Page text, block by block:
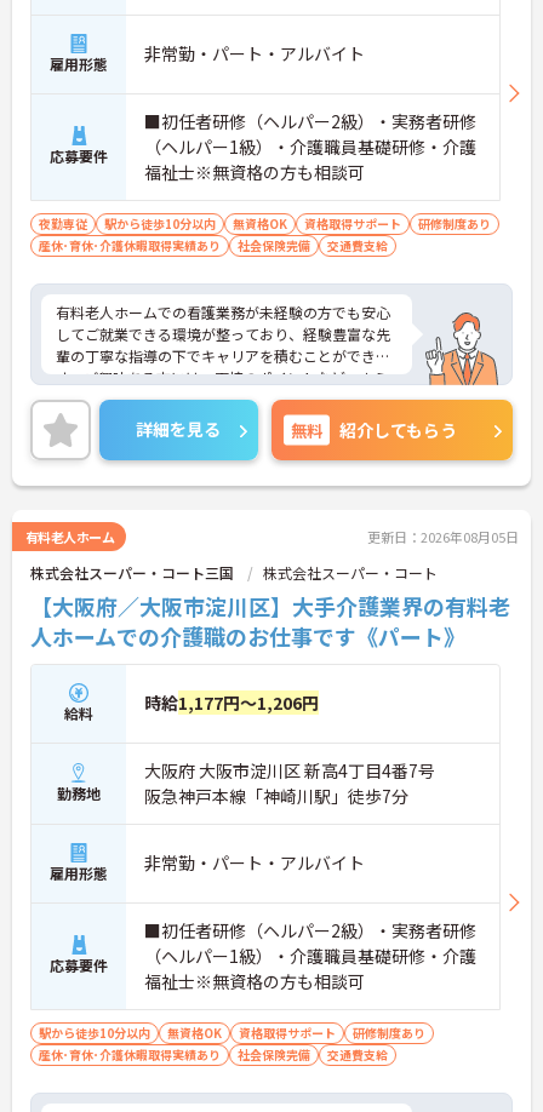
雇用形態 非常勤・パート・アルバイト
応募要件
■初任者研修（ヘルパー2級）・実務者研修
（ヘルパー1級）・介護職員基礎研修・介護
福祉士※無資格の方も相談可
夜勤専従 駅から徒歩10分以内 無資格OK 資格取得サポート
研修制度あり
産休･育休･介護休暇取得実績あり
社会保険完備 交通費支給
有料老人ホームでの看護業務が未経験の方でも安心
してご就業できる環境が整っており、経験豊富な先
輩の丁寧な指導の下でキャリアを積むことができま
す。ご興味ある方には、面接のポイントなど、さら
に詳細をお話致しますのでお気軽にご相談くださ
い。
詳細を見る 無料 紹介してもらう
有料老人ホーム 更新日：2026年08月05日
株式会社スーパー・コート三国 株式会社スーパー・コート
【大阪府／大阪市淀川区】大手介護業界の有料老
人ホームでの介護職のお仕事です《パート》
給料 時給1,177円～1,206円
勤務地
大阪府 大阪市淀川区 新高4丁目4番7号
阪急神戸本線「神崎川駅」徒歩7分
雇用形態 非常勤・パート・アルバイト
応募要件
■初任者研修（ヘルパー2級）・実務者研修
（ヘルパー1級）・介護職員基礎研修・介護
福祉士※無資格の方も相談可
駅から徒歩10分以内 無資格OK 資格取得サポート
研修制度あり
産休･育休･介護休暇取得実績あり
社会保険完備 交通費支給